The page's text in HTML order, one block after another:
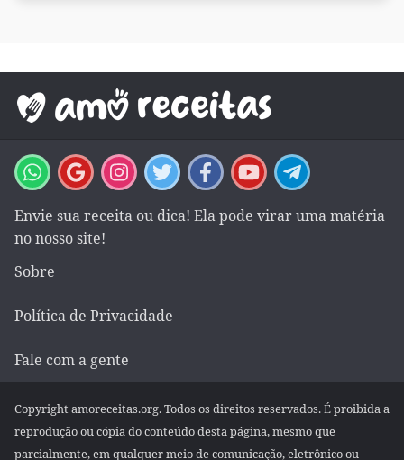
Envie sua receita ou dica! Ela pode virar uma matéria
no nosso site!
Sobre
Política de Privacidade
Fale com a gente
Copyright amoreceitas.org. Todos os direitos reservados. É proibida a
reprodução ou cópia do conteúdo desta página, mesmo que
parcialmente, em qualquer meio de comunicação, eletrônico ou